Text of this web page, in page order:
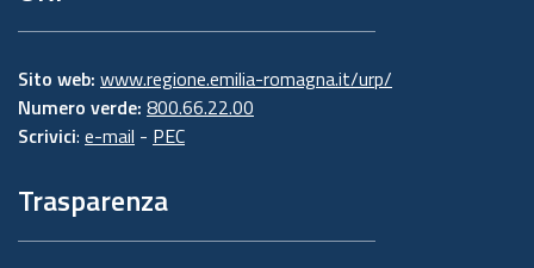
Sito web: www.regione.emilia-romagna.it/urp/
Numero verde: 800.66.22.00
Scrivici: e-mail - PEC
Trasparenza